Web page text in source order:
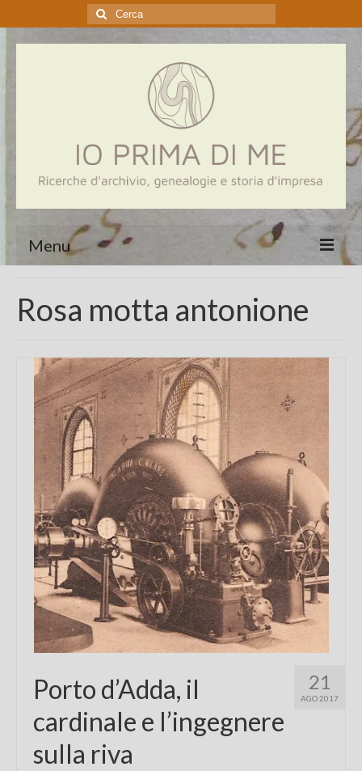
Cerca:
Menu
Genealogia
Aziende
Chi sono
FAQ
Contatti
Rosa motta antonione
21
AGO 2017
Porto d’Adda, il
cardinale e l’ingegnere
sulla riva